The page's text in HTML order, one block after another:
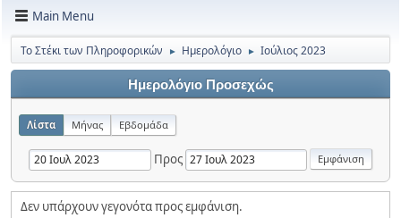
Main Menu
Το Στέκι των Πληροφορικών ► Ημερολόγιο ► Ιούλιος 2023
Ημερολόγιο Προσεχώς
Λίστα Μήνας Εβδομάδα
Προς
Δεν υπάρχουν γεγονότα προς εμφάνιση.